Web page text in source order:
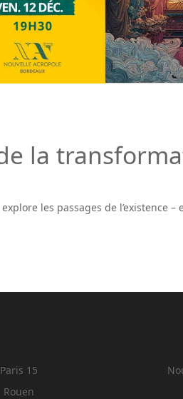
la
les passages de l’existence –
Paris 15
Rouen